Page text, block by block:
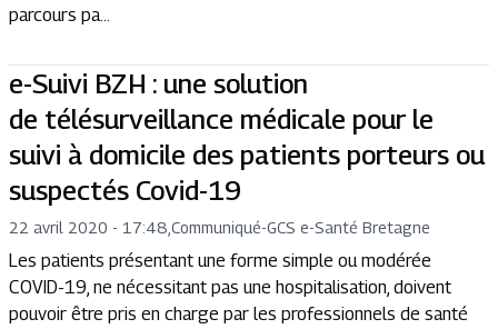
parcours pa...
e-Suivi BZH : une solution
de télésurveillance médicale pour le
suivi à domicile des patients porteurs ou
suspectés Covid-19
22 avril 2020 - 17:48 Communiqué-GCS e-Santé Bretagne
Les patients présentant une forme simple ou modérée
COVID-19, ne nécessitant pas une hospitalisation, doivent
pouvoir être pris en charge par les professionnels de santé